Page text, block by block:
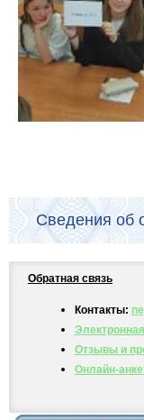
Сведения об
Обратная связь
Контакты:
Отзывы и
Онлайн-